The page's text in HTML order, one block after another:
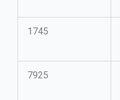
1745
7925